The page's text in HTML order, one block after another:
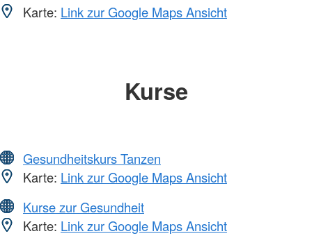
Karte: Link zur Google Maps Ansicht
Kurse
Gesundheitskurs Tanzen
Karte: Link zur Google Maps Ansicht
Kurse zur Gesundheit
Karte: Link zur Google Maps Ansicht